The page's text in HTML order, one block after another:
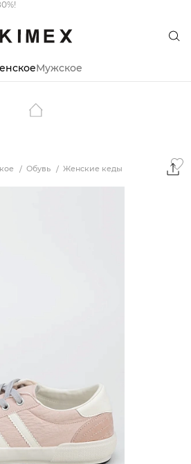
Мужское
Обувь Женские кеды